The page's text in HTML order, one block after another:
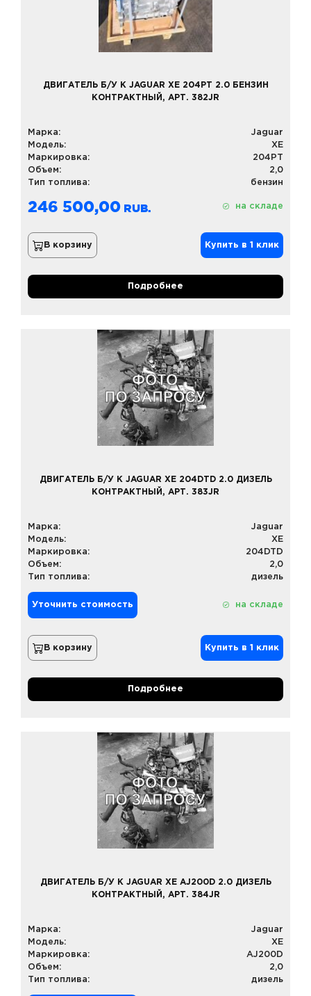
ДВИГАТЕЛЬ Б/У К JAGUAR XE 204PT 2.0 БЕНЗИН
КОНТРАКТНЫЙ, АРТ. 382JR
Марка:
Jaguar
Модель:
XE
Маркировка:
204PT
Объем:
2,0
Тип топлива:
бензин
246 500,00 на складе
В корзину Купить в 1 клик
Подробнее
ДВИГАТЕЛЬ Б/У К JAGUAR XE 204DTD 2.0 ДИЗЕЛЬ
КОНТРАКТНЫЙ, АРТ. 383JR
Марка:
Jaguar
Модель:
XE
Маркировка:
204DTD
Объем:
2,0
Тип топлива:
дизель
Уточнить стоимость на складе
В корзину Купить в 1 клик
Подробнее
ДВИГАТЕЛЬ Б/У К JAGUAR XE AJ200D 2.0 ДИЗЕЛЬ
КОНТРАКТНЫЙ, АРТ. 384JR
Марка:
Jaguar
Модель:
XE
Маркировка:
AJ200D
Объем:
2,0
Тип топлива:
дизель